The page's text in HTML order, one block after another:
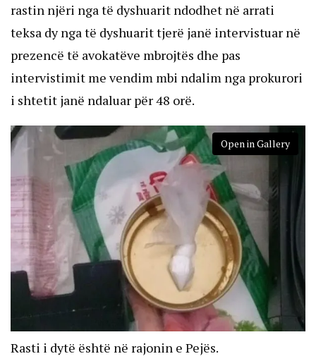
rastin njëri nga të dyshuarit ndodhet në arrati
teksa dy nga të dyshuarit tjerë janë intervistuar në
prezencë të avokatëve mbrojtës dhe pas
intervistimit me vendim mbi ndalim nga prokurori
i shtetit janë ndaluar për 48 orë.
Open in Gallery
Rasti i dytë është në rajonin e Pejës.